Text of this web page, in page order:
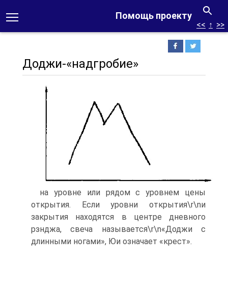
Помощь проекту
<< ↑ >>
Доджи-«надгробие»
на уровне или рядом с уровнем цены
открытия. Если уровни открытия\r\nи
закрытия находятся в центре дневного
рзнджа, свеча называется\r\n«Доджи с
длинными ногами», Юи означает «крест».